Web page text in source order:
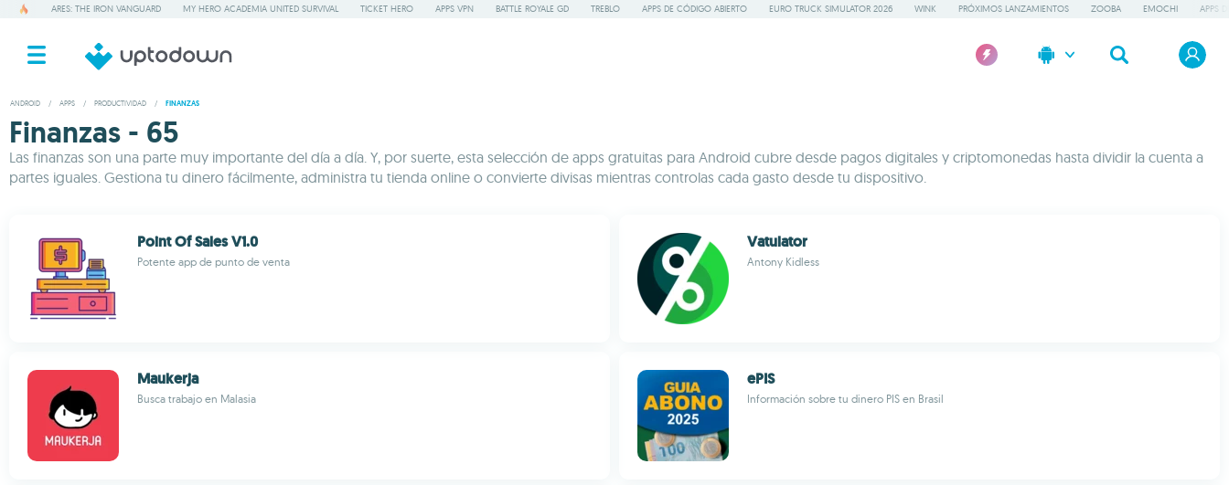
ARES: THE IRON VANGUARD MY HERO ACADEMIA UNITED SURVIVAL TICKET HERO APPS VPN BATTLE ROYALE GD TREBLO APPS DE CÓDIGO ABIERTO EURO TRUCK SIMULATOR 2026 WINK PRÓXIMOS LANZAMIENTOS ZOOBA EMOCHI APPS
ANDROID / APPS / PRODUCTIVIDAD / FINANZAS
Finanzas - 65
Las finanzas son una parte muy importante del día a día. Y, por suerte, esta selección de apps gratuitas para Android cubre desde pagos digitales y criptomonedas hasta dividir la cuenta a
partes iguales. Gestiona tu dinero fácilmente, administra tu tienda online o convierte divisas mientras controlas cada gasto desde tu dispositivo.
Point Of Sales V1.0
Potente app de punto de venta
Vatulator
Antony Kidless
Maukerja
Busca trabajo en Malasia
ePIS
Información sobre tu dinero PIS en Brasil